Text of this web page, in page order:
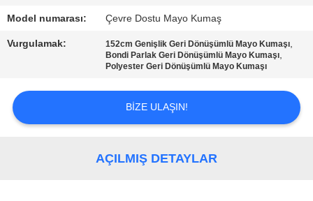
BIZIMLE
ILETIŞIME
HABERLER
Model numarası: Çevre Dostu Mayo Kumaş
Vurgulamak: 152cm Genişlik Geri Dönüşümlü Mayo Kumaşı,
Bondi Parlak Geri Dönüşümlü Mayo Kumaşı,
Polyester Geri Dönüşümlü Mayo Kumaşı
BIZE ULAŞIN!
AÇILMIŞ DETAYLAR